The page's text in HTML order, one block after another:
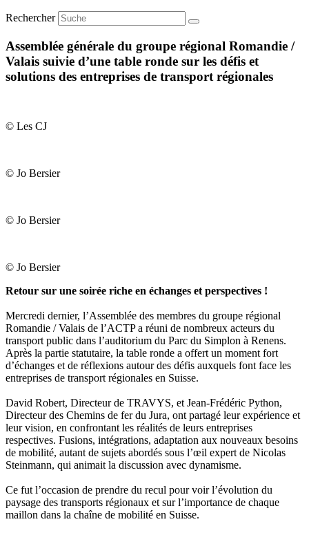
Rechercher
Assemblée générale du groupe régional Romandie /
Valais suivie d’une table ronde sur les défis et
solutions des entreprises de transport régionales
© Les CJ
© Jo Bersier
© Jo Bersier
© Jo Bersier
Retour sur une soirée riche en échanges et perspectives !
Mercredi dernier, l’Assemblée des membres du groupe régional
Romandie / Valais de l’ACTP a réuni de nombreux acteurs du
transport public dans l’auditorium du Parc du Simplon à Renens.
Après la partie statutaire, la table ronde a offert un moment fort
d’échanges et de réflexions autour des défis auxquels font face les
entreprises de transport régionales en Suisse.
David Robert, Directeur de TRAVYS, et Jean-Frédéric Python,
Directeur des Chemins de fer du Jura, ont partagé leur expérience et
leur vision, en confrontant les réalités de leurs entreprises
respectives. Fusions, intégrations, adaptation aux nouveaux besoins
de mobilité, autant de sujets abordés sous l’œil expert de Nicolas
Steinmann, qui animait la discussion avec dynamisme.
Ce fut l’occasion de prendre du recul pour voir l’évolution du
paysage des transports régionaux et sur l’importance de chaque
maillon dans la chaîne de mobilité en Suisse.